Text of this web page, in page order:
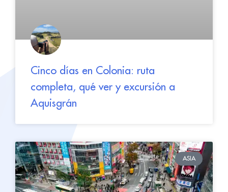
Cinco días en Colonia: ruta
completa, qué ver y excursión a
Aquisgrán
ASIA